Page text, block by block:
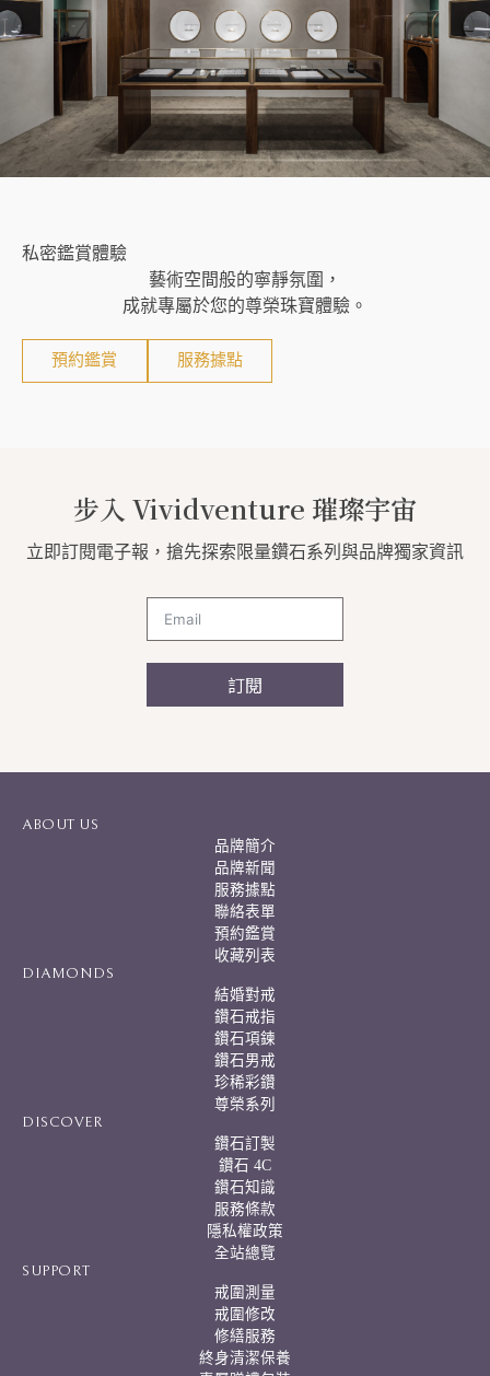
私密鑑賞體驗
藝術空間般的寧靜氛圍，
成就專屬於您的尊榮珠寶體驗。
預約鑑賞 服務據點
步入 Vividventure 璀璨宇宙
立即訂閱電子報，搶先探索限量鑽石系列與品牌獨家資訊
訂閱
t
ABOUT US
品牌簡介
品牌新聞
服務據點
聯絡表單
預約鑑賞
收藏列表
DIAMONDS
結婚對戒
鑽石戒指
鑽石項鍊
鑽石男戒
珍稀彩鑽
尊榮系列
DISCOVER
鑽石訂製
鑽石 4C
鑽石知識
服務條款
隱私權政策
全站總覽
SUPPORT
戒圍測量
戒圍修改
修繕服務
終身清潔保養